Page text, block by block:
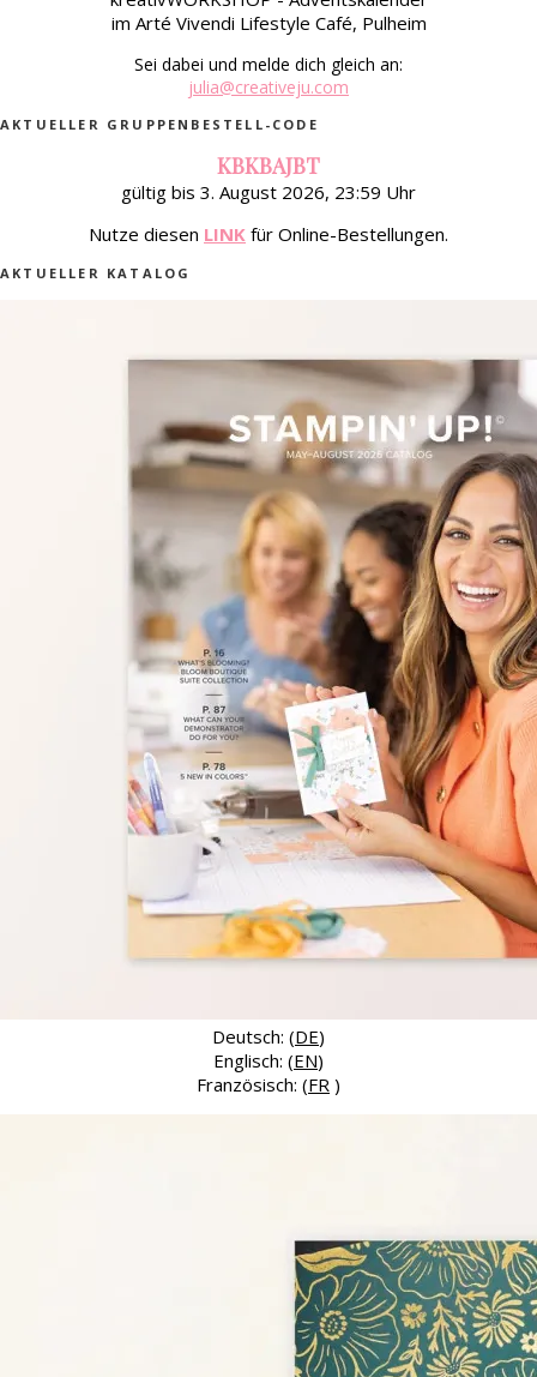
im Arté Vivendi Lifestyle Café, Pulheim
Sei dabei und melde dich gleich an:
julia@creativeju.com
AKTUELLER GRUPPENBESTELL-CODE
KBKBAJBT
gültig bis 3. August 2026, 23:59 Uhr
Nutze diesen LINK für Online-Bestellungen.
AKTUELLER KATALOG
Deutsch: (DE)
Englisch: (EN)
Französisch: (FR )